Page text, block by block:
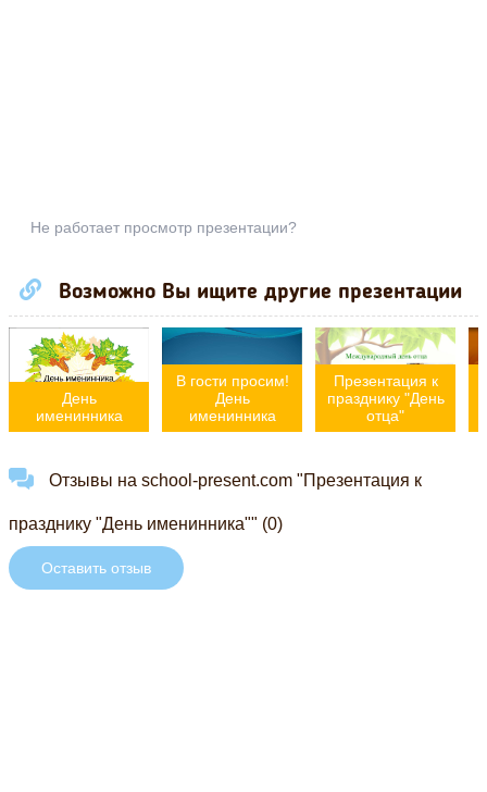
Не работает просмотр презентации?
Возможно Вы ищите другие презентации
День
именинника
В гости просим!
День
именинника
Презентация к
празднику "День
отца"
Отзывы на school-present.com "Презентация к
празднику "День именинника"" (0)
Оставить отзыв